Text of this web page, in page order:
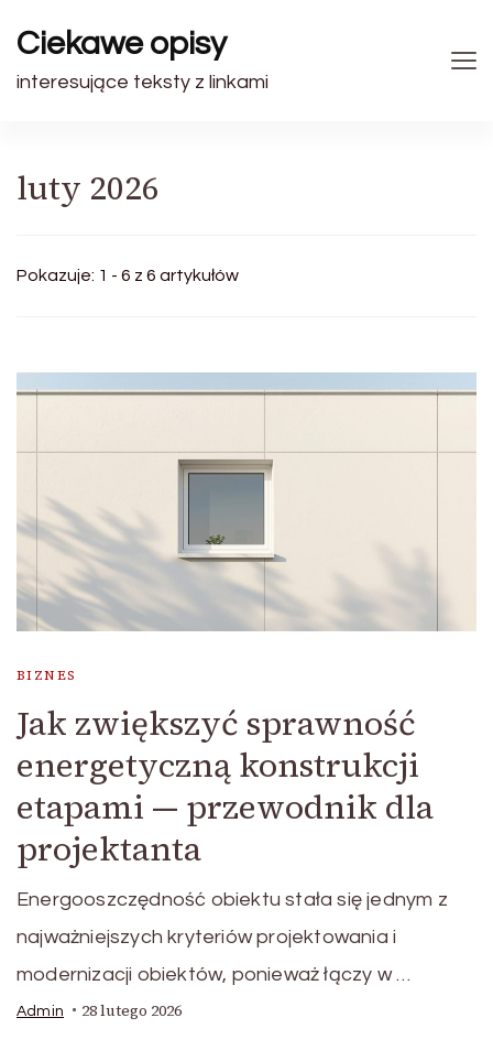
Ciekawe opisy
interesujące teksty z linkami
luty 2026
Pokazuje: 1 - 6 z 6 artykułów
BIZNES
Jak zwiększyć sprawność
energetyczną konstrukcji
etapami — przewodnik dla
projektanta
Energooszczędność obiektu stała się jednym z
najważniejszych kryteriów projektowania i
modernizacji obiektów, ponieważ łączy w …
Admin 28 lutego 2026